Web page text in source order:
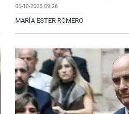
06-10-2025 09:26
MARÍA ESTER ROMERO